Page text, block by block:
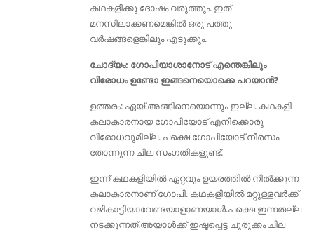
കഥകളിക്കു ദോഷം വരുത്തും. ഇത്
മനസിലാക്കണമെങ്കില്‍ ഒരു പത്തു
വര്‍ഷങ്ങളെങ്കിലും എടുക്കും.
ചോദ്യം: ഗോപിയാശാനോട് എന്തെങ്കിലും
വിരോധം ഉണ്ടോ ഇങ്ങനെയൊക്കെ പറയാൻ?
ഉത്തരം: ഏയ്‌.അങ്ങിനെയൊന്നും ഇല്ല. കഥകളി
കലാകാരനായ ഗോപിയോട് എനിക്കൊരു
വിരോധവുമില്ല. പക്ഷെ ഗോപിയോട് നീരസം
തോന്നുന്ന ചില സംഗതികളുണ്ട്‌.
ഇന്ന് കഥകളിയിൽ ഏറ്റവും ഉയരത്തിൽ നിൽക്കുന്ന
കലാകാരനാണ് ഗോപി. കഥകളിയിൽ മറ്റുള്ളവർക്ക്
വഴികാട്ടിയാവേണ്ടയാളാണയാൾ.പക്ഷെ ഇന്നതല്ല
നടക്കുന്നത്.അയാൾക്ക്‌ ഇഷ്ടപ്പെട്ട ചുരുക്കം ചില